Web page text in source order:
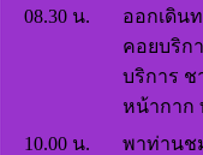
08.30 น.
ออกเดิน
คอยบริก
บริการ ช
หน้ากาก
10.00 น.
พาท่านช